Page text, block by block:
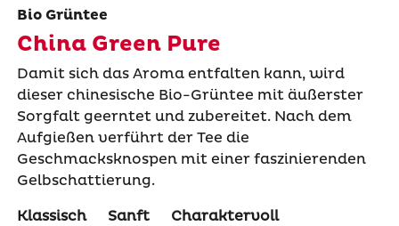
Bio Grüntee
China Green Pure
Damit sich das Aroma entfalten kann, wird
dieser chinesische Bio-Grüntee mit äußerster
Sorgfalt geerntet und zubereitet. Nach dem
Aufgießen verführt der Tee die
Geschmacksknospen mit einer faszinierenden
Gelbschattierung.
Klassisch
Sanft Charaktervoll